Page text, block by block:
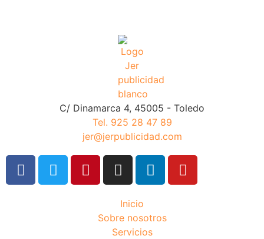
C/ Dinamarca 4, 45005 - Toledo
Tel. 925 28 47 89
jer@jerpublicidad.com
Inicio
Sobre nosotros
Servicios